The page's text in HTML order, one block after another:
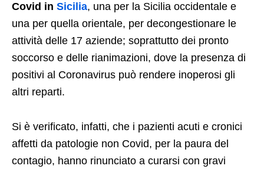
Covid in Sicilia, una per la Sicilia occidentale e
una per quella orientale, per decongestionare le
attività delle 17 aziende; soprattutto dei pronto
soccorso e delle rianimazioni, dove la presenza di
positivi al Coronavirus può rendere inoperosi gli
altri reparti.
Si è verificato, infatti, che i pazienti acuti e cronici
affetti da patologie non Covid, per la paura del
contagio, hanno rinunciato a curarsi con gravi